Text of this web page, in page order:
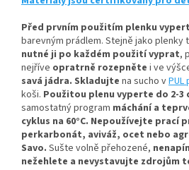
Před prvním použitím plenku
barevným prádlem. Stejně jako plenky
nutné ji po každém použití vyprat,
nejříve opratrně rozepněte i ve
savá jádra. Skladujte na sucho vPUL
koši. Použitou plenu vyperte do 2-3
samostatný program máchání a
cyklus na 60°C. Nepoužívejte prací
perkarbonát, aviváž, ocet nebo
Savo. Sušte volně přehozené,
nežehlete a nevystavujte zdrojům